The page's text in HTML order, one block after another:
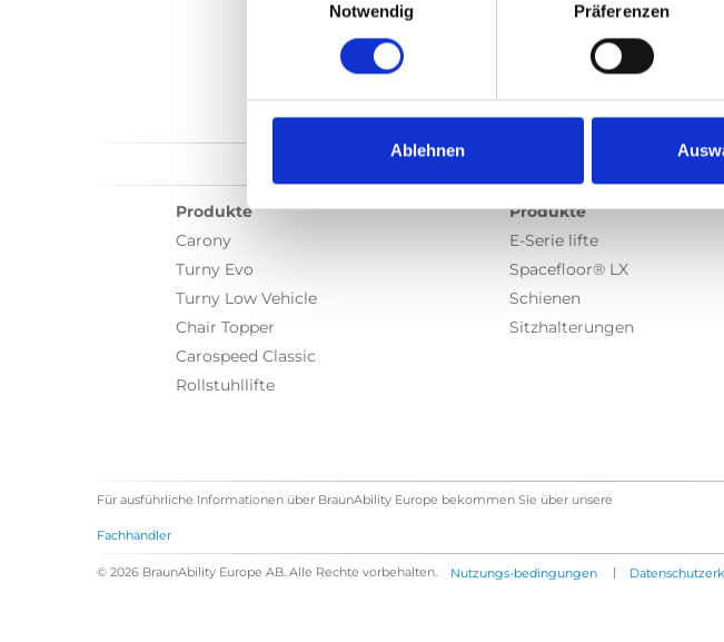
Notwendig
Präferenzen
Ablehnen
Produkte
Carony
Turny Evo
Turny Low Vehicle
Chair Topper
Carospeed Classic
Rollstuhllifte
Produkte
E-Serie lifte
Spacefloor® LX
Schienen
Sitzhalterungen
Für ausführliche Informationen über BraunAbility Europe bekommen Sie über unsere
Fachhändler
© 2026 BraunAbility Europe AB. Alle Rechte vorbehalten. Nutzungs-bedingungen |